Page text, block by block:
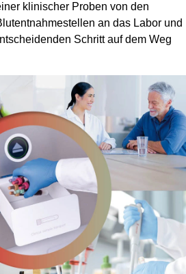
klinischer Proben von den
an das Labor und
Schritt auf dem Weg